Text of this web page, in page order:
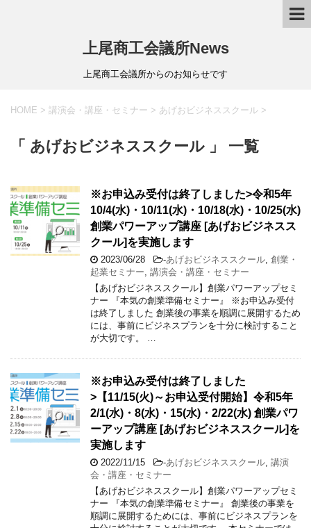
上尾商工会議所News
上尾商工会議所からのお知らせです
HOME > 講演会・講座・セミナー > あげおビジネススクール >
「 あげおビジネススクール 」 一覧
※お申込み受付は終了しました>令和5年
10/4(水)・10/11(水)・10/18(水)・10/25(水)
創業パワーアップ講座 [あげおビジネスス
クール]を実施します
2023/06/28 -あげおビジネススクール 創業・
起業セミナー 講演会・講座・セミナー
【あげおビジネススクール】創業パワーアップセミ
ナー 『本気の創業準備セミナー』 ※お申込み受付
は終了しました 創業後の事業を順調に展開するため
には、事前にビジネスプランを十分に検討すること
が大切です。 …
※お申込み受付は終了しました
>【11/15(火)～お申込受付開始】令和5年
2/1(水)・8(水)・15(水)・2/22(水) 創業パワ
ーアップ講座 [あげおビジネススクール]を
実施します
2022/11/15 -あげおビジネススクール 講演
会・講座・セミナー
【あげおビジネススクール】創業パワーアップセミ
ナー 『本気の創業準備セミナー』 創業後の事業を
順調に展開するためには、事前にビジネスプランを